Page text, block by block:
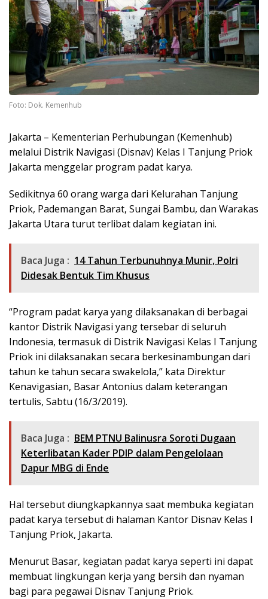
Foto: Dok. Kemenhub
Jakarta – Kementerian Perhubungan (Kemenhub)
melalui Distrik Navigasi (Disnav) Kelas I Tanjung Priok
Jakarta menggelar program padat karya.
Sedikitnya 60 orang warga dari Kelurahan Tanjung
Priok, Pademangan Barat, Sungai Bambu, dan Warakas
Jakarta Utara turut terlibat dalam kegiatan ini.
Baca Juga : 14 Tahun Terbunuhnya Munir, Polri
Didesak Bentuk Tim Khusus
“Program padat karya yang dilaksanakan di berbagai
kantor Distrik Navigasi yang tersebar di seluruh
Indonesia, termasuk di Distrik Navigasi Kelas I Tanjung
Priok ini dilaksanakan secara berkesinambungan dari
tahun ke tahun secara swakelola,” kata Direktur
Kenavigasian, Basar Antonius dalam keterangan
tertulis, Sabtu (16/3/2019).
Baca Juga : BEM PTNU Balinusra Soroti Dugaan
Keterlibatan Kader PDIP dalam Pengelolaan
Dapur MBG di Ende
Hal tersebut diungkapkannya saat membuka kegiatan
padat karya tersebut di halaman Kantor Disnav Kelas I
Tanjung Priok, Jakarta.
Menurut Basar, kegiatan padat karya seperti ini dapat
membuat lingkungan kerja yang bersih dan nyaman
bagi para pegawai Disnav Tanjung Priok.